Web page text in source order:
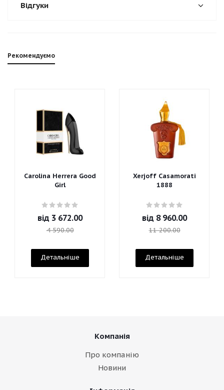
Відгуки
Рекомендуємо
Carolina Herrera Good
Girl
від 3 672.00
4 590.00
Детальніше
Xerjoff Casamorati
1888
від 8 960.00
11 200.00
Детальніше
Компанія
Про компанію
Новини